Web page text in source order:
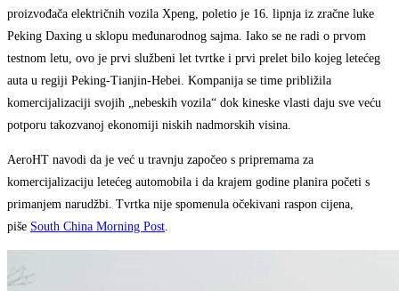
proizvođača električnih vozila Xpeng, poletio je 16. lipnja iz zračne luke
Peking Daxing u sklopu međunarodnog sajma. Iako se ne radi o prvom
testnom letu, ovo je prvi službeni let tvrtke i prvi prelet bilo kojeg letećeg
auta u regiji Peking-Tianjin-Hebei. Kompanija se time približila
komercijalizaciji svojih „nebeskih vozila“ dok kineske vlasti daju sve veću
potporu takozvanoj ekonomiji niskih nadmorskih visina.
AeroHT navodi da je već u travnju započeo s pripremama za
komercijalizaciju letećeg automobila i da krajem godine planira početi s
primanjem narudžbi. Tvrtka nije spomenula očekivani raspon cijena,
piše South China Morning Post.